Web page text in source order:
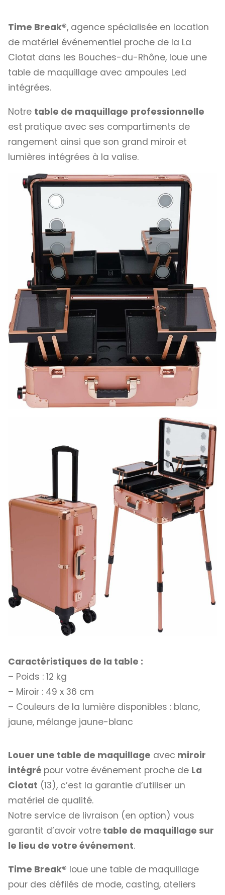
Time Break®, agence spécialisée en location
de matériel événementiel proche de la La
Ciotat dans les Bouches-du-Rhône, loue une
table de maquillage avec ampoules Led
intégrées.
Notre table de maquillage professionnelle
est pratique avec ses compartiments de
rangement ainsi que son grand miroir et
lumières intégrées à la valise.
Caractéristiques de la table :
– Poids : 12 kg
– Miroir : 49 x 36 cm
– Couleurs de la lumière disponibles : blanc,
jaune, mélange jaune-blanc
Louer une table de maquillage avec miroir
intégré pour votre événement proche de La
Ciotat (13), c’est la garantie d’utiliser un
matériel de qualité.
Notre service de livraison (en option) vous
garantit d’avoir votre table de maquillage sur
le lieu de votre événement.
Time Break® loue une table de maquillage
pour des défilés de mode, casting, ateliers